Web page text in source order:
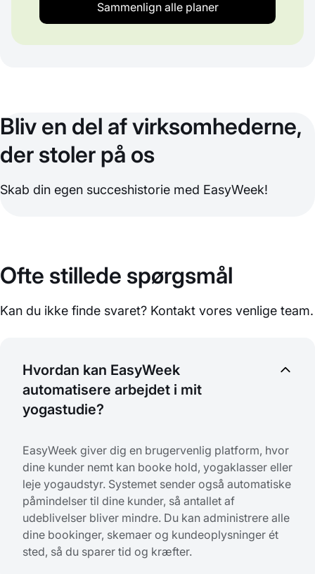
Sammenlign alle planer
Bliv en del af virksomhederne,
der stoler på os
Skab din egen succeshistorie med EasyWeek!
Ofte stillede spørgsmål
Kan du ikke finde svaret? Kontakt vores venlige team.
Hvordan kan EasyWeek
automatisere arbejdet i mit
yogastudie?
EasyWeek giver dig en brugervenlig platform, hvor
dine kunder nemt kan booke hold, yogaklasser eller
leje yogaudstyr. Systemet sender også automatiske
påmindelser til dine kunder, så antallet af
udeblivelser bliver mindre. Du kan administrere alle
dine bookinger, skemaer og kundeoplysninger ét
sted, så du sparer tid og kræfter.